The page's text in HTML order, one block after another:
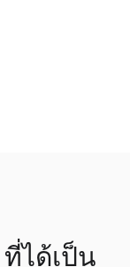
ได้เป็น